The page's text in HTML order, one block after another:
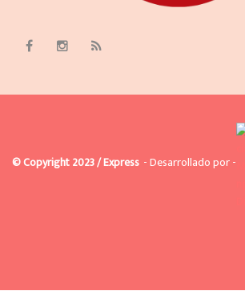
© Copyright 2023 / Express - Desarrollado por -